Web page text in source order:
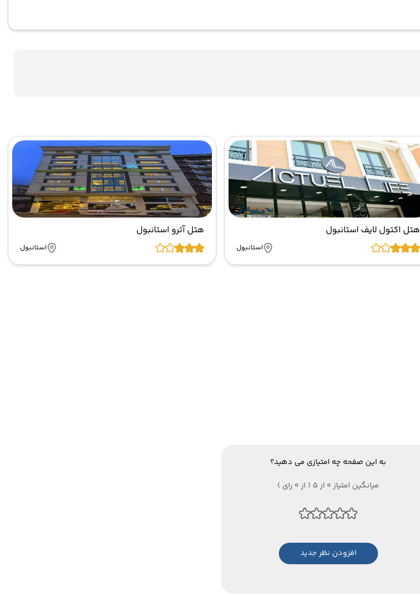
هتل اکتول لایف استانبول
استانبول
هتل آترو استانبول
استانبول
به این صفحه چه امتیازی می دهید؟
میانگین امتیاز 0 از 5 ( از 0 رای )
افزودن نظر جدید